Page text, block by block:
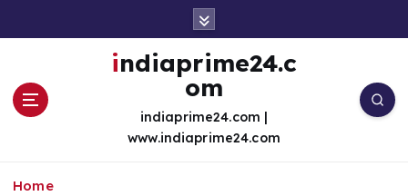
indiaprime24.c
om
indiaprime24.com |
www.indiaprime24.com
Home